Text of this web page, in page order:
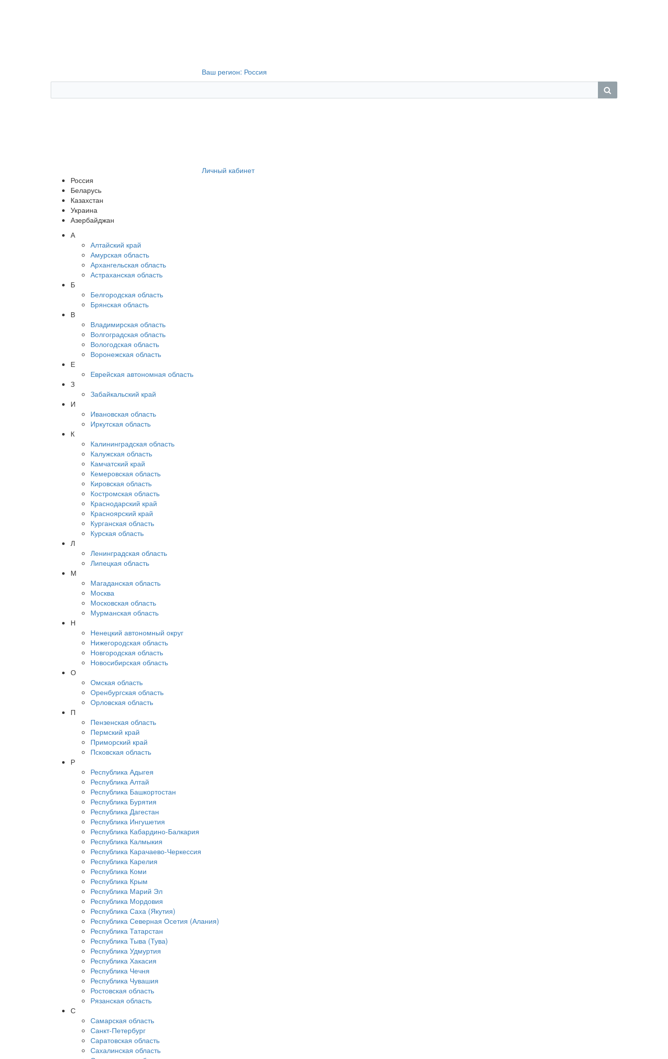
Ваш регион: Россия
Личный кабинет
Россия
Беларусь
Казахстан
Украина
Азербайджан
А
Алтайский край
Амурская область
Архангельская область
Астраханская область
Б
Белгородская область
Брянская область
В
Владимирская область
Волгоградская область
Вологодская область
Воронежская область
Е
Еврейская автономная область
З
Забайкальский край
И
Ивановская область
Иркутская область
К
Калининградская область
Калужская область
Камчатский край
Кемеровская область
Кировская область
Костромская область
Краснодарский край
Красноярский край
Курганская область
Курская область
Л
Ленинградская область
Липецкая область
М
Магаданская область
Москва
Московская область
Мурманская область
Н
Ненецкий автономный округ
Нижегородская область
Новгородская область
Новосибирская область
О
Омская область
Оренбургская область
Орловская область
П
Пензенская область
Пермский край
Приморский край
Псковская область
Р
Республика Адыгея
Республика Алтай
Республика Башкортостан
Республика Бурятия
Республика Дагестан
Республика Ингушетия
Республика Кабардино-Балкария
Республика Калмыкия
Республика Карачаево-Черкессия
Республика Карелия
Республика Коми
Республика Крым
Республика Марий Эл
Республика Мордовия
Республика Саха (Якутия)
Республика Северная Осетия (Алания)
Республика Татарстан
Республика Тыва (Тува)
Республика Удмуртия
Республика Хакасия
Республика Чечня
Республика Чувашия
Ростовская область
Рязанская область
С
Самарская область
Санкт-Петербург
Саратовская область
Сахалинская область